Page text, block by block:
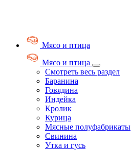
Мясо и птица
Мясо и птица
Смотреть весь раздел
Баранина
Говядина
Индейка
Кролик
Курица
Мясные полуфабрикаты
Свинина
Утка и гусь